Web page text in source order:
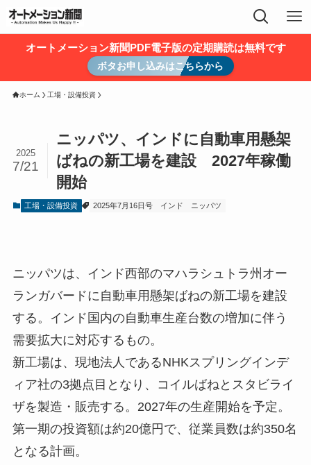
オートメーション新聞PDF電子版の定期購読は無料です
ボタお申し込みはこちらから
ホーム 工場・設備投資
ニッパツ、インドに自動車用懸架
ばねの新工場を建設 2027年稼働
開始
2025
7/21
工場・設備投資 2025年7月16日号 インド ニッパツ
ニッパツは、インド西部のマハラシュトラ州オー
ランガバードに自動車用懸架ばねの新工場を建設
する。インド国内の自動車生産台数の増加に伴う
需要拡大に対応するもの。
新工場は、現地法人であるNHKスプリングインデ
ィア社の3拠点目となり、コイルばねとスタビライ
ザを製造・販売する。2027年の生産開始を予定。
第一期の投資額は約20億円で、従業員数は約350名
となる計画。